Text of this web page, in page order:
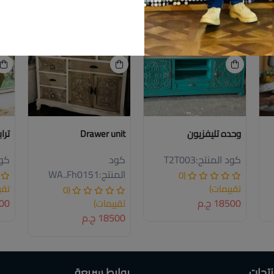
جديد
وحده تليفزيون
كود المنتج:T2T003
(0
تقييمات)
18500 ج.م
Drawer unit
كود
المنتج:WA..Fh0151
(0
تقييمات)
18500 ج.م